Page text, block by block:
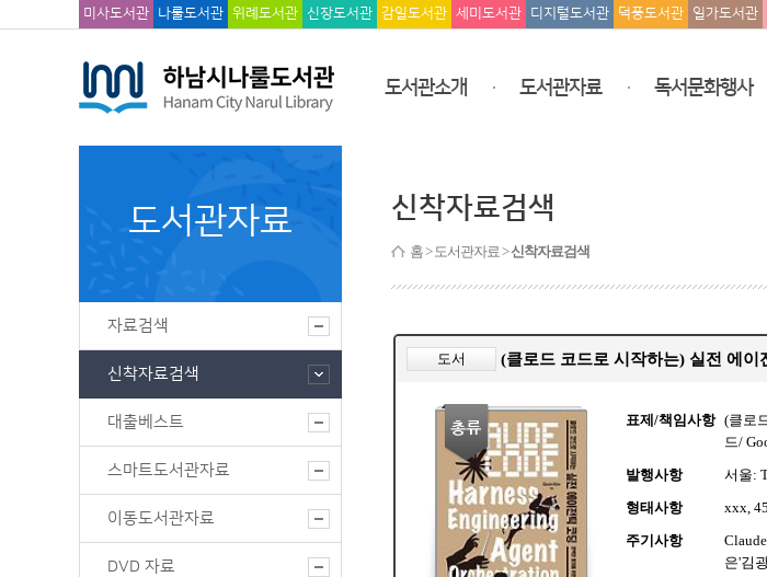
미사도서관 나룰도서관 위례도서관 신장도서관 감일도서관 세미도서관 디지털도서관 덕풍도서관 일가도서관
도서관소개 도서관자료 독서문화행사
도서관자료
자료검색
신착자료검색
대출베스트
스마트도서관자료
이동도서관자료
DVD 자료
신착자료검색
홈> 도서관자료 >신착자료검색